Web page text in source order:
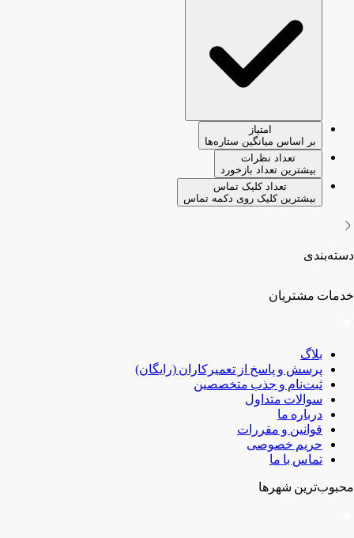
امتیاز
بر اساس میانگین ستاره‌ها
تعداد نظرات
بیشترین تعداد بازخورد
تعداد کلیک تماس
بیشترین کلیک روی دکمه تماس
دسته‌بندی
خدمات مشتریان
بلاگ
پرسش و پاسخ از تعمیرکاران (رایگان)
ثبت‌نام و جذب متخصصین
سوالات متداول
درباره ما
قوانین و مقررات
حریم خصوصی
تماس با ما
محبوب‌ترین شهر‌ها